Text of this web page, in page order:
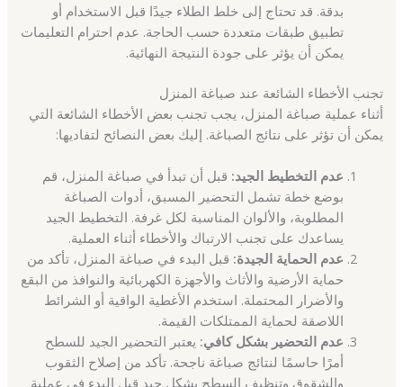
بدقة. قد تحتاج إلى خلط الطلاء جيدًا قبل الاستخدام أو
تطبيق طبقات متعددة حسب الحاجة. عدم احترام التعليمات
يمكن أن يؤثر على جودة النتيجة النهائية.
تجنب الأخطاء الشائعة عند صباغة المنزل
أثناء عملية صباغة المنزل، يجب تجنب بعض الأخطاء الشائعة التي
يمكن أن تؤثر على نتائج الصباغة. إليك بعض النصائح لتفاديها:
عدم التخطيط الجيد: قبل أن تبدأ في صباغة المنزل، قم
بوضع خطة تشمل التحضير المسبق، أدوات الصباغة
المطلوبة، والألوان المناسبة لكل غرفة. التخطيط الجيد
يساعدك على تجنب الارتباك والأخطاء أثناء العملية.
عدم الحماية الجيدة: قبل البدء في صباغة المنزل، تأكد من
حماية الأرضية والأثاث والأجهزة الكهربائية والنوافذ من البقع
والأضرار المحتملة. استخدم الأغطية الواقية أو الشرائط
اللاصقة لحماية الممتلكات القيمة.
عدم التحضير بشكل كافي: يعتبر التحضير الجيد للسطح
أمرًا حاسمًا لنتائج صباغة ناجحة. تأكد من إصلاح الثقوب
والشقوق وتنظيف السطح بشكل جيد قبل البدء في عملية